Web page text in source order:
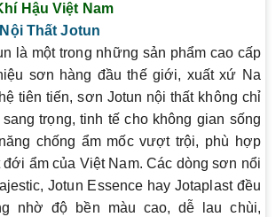
Hậu Việt Nam
Thất Jotun
là một trong những sản phẩm cao cấp
sơn hàng đầu thế giới, xuất xứ Na
tiên tiến, sơn Jotun nội thất không chỉ
trọng, tinh tế cho không gian sống
chống ẩm mốc vượt trội, phù hợp
ẩm của Việt Nam. Các dòng sơn nổi
Jotun Essence hay Jotaplast đều
nhờ độ bền màu cao, dễ lau chùi,